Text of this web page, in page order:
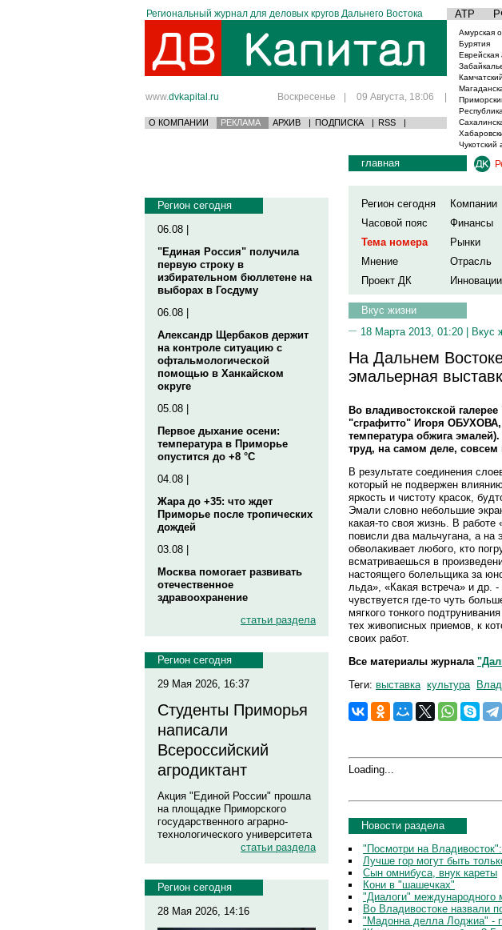
Региональный журнал для деловых кругов Дальнего Востока АТР
www.dvkapital.ru Воскресенье | 09 Августа, 18:06 |
О КОМПАНИИ РЕКЛАМА АРХИВ | ПОДПИСКА | RSS |
Амурская
Бурятия
Еврейская
Чукотский
Регион сегодня
06.08 |
"Единая Россия" получила
первую строку в
избирательном бюллетене на
выборах в Госдуму
06.08 |
Александр Щербаков держит
на контроле ситуацию с
офтальмологической
помощью в Ханкайском
округе
05.08 |
Первое дыхание осени:
температура в Приморье
опустится до +8 °C
04.08 |
Жара до +35: что ждет
Приморье после тропических
дождей
03.08 |
Москва помогает развивать
отечественное
здравоохранение
статьи раздела
Регион сегодня
29 Мая 2026, 16:37
Студенты Приморья
написали
Всероссийский
агродиктант
Акция "Единой России" прошла
на площадке Приморского
государственного аграрно-
технологического университета
статьи раздела
Регион сегодня
28 Мая 2026, 14:16
главная
Регион сегодня Компании
Часовой пояс
Финансы
Тема номера
Рынки
Мнение
Отрасль
Проект ДК
Инновации
Вкус жизни
18 Марта 2013, 01:20 | Вкус
На Дальнем
эмальерная
Во владивостокской
"сграфитто" Игоря
температура обжига
труд, на самом деле, совсем
В результате соединения
который не подвержен
яркость и чистоту красок,
Эмали словно небольшие
какая-то своя жизнь. В
повисли два мальчугана, а на
обволакивает любого, кто
всматриваешься в
настоящего болельщика за
льда», «Какая встреча» и др.
чувствуется где-то чуть
мягкого тонкого
тех живописных приемов, к
своих работ.
Все материалы журнала
Теги: выставка культура
Loading...
Новости раздела
"Посмотри на
Лучше гор могут быть
Сын омнибуса, внук кареты
Кони в "шашечках"
"Диалоги" международного
Во Владивостоке назвали
"Мадонна делла Лоджиа" -